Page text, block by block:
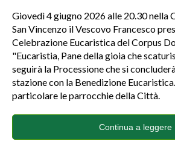
Giovedì 4 giugno 2026 alle 20.30 nella
San Vincenzo il Vescovo Francesco
Celebrazione Eucaristica del Corpus
"Eucaristia, Pane della gioia che
seguirà la Processione che si
stazione con la Benedizione
particolare le parrocchie della Città.
Continua a leggere